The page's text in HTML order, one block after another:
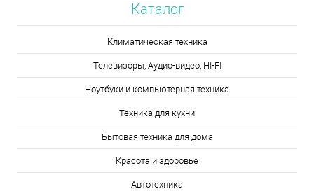
Каталог
Климатическая техника
Телевизоры, Аудио-видео, HI-FI
Ноутбуки и компьютерная техника
Техника для кухни
Бытовая техника для дома
Красота и здоровье
Автотехника